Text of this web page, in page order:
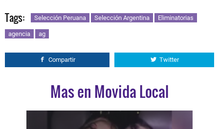
Tags: Selección Peruana Selección Argentina Eliminatorias
agencia ag
Compartir Twitter
Mas en Movida Local